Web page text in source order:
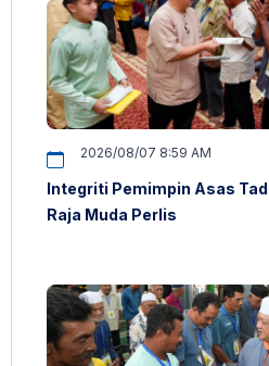
2026/08/07 8:59 AM
Integriti Pemimpin Asas
Raja Muda Perlis